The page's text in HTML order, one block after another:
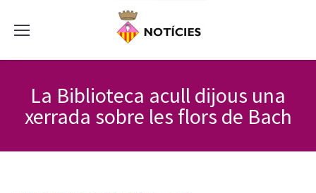
La Biblioteca acull dijous una
xerrada sobre les flors de Bach